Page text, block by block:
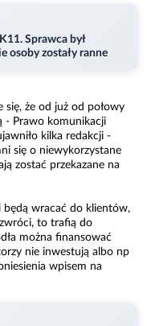
Sprawca był
osoby zostały ranne
się, że od już od połowy
- Prawo komunikacji
kilka redakcji -
się o niewykorzystane
zostać przekazane na
będą wracać do klientów,
to trafią do
można finansować
nie inwestują albo np
wpisem na